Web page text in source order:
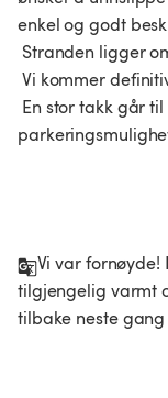
enkel og godt
Vi var
tilgjengelig varmt
tilbake neste